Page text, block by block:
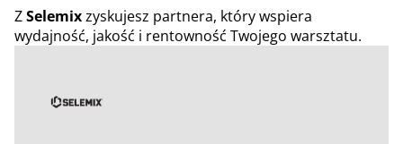
ZSelemixzyskujesz partnera, który wspiera
wydajność, jakość i rentowność Twojego warsztatu.